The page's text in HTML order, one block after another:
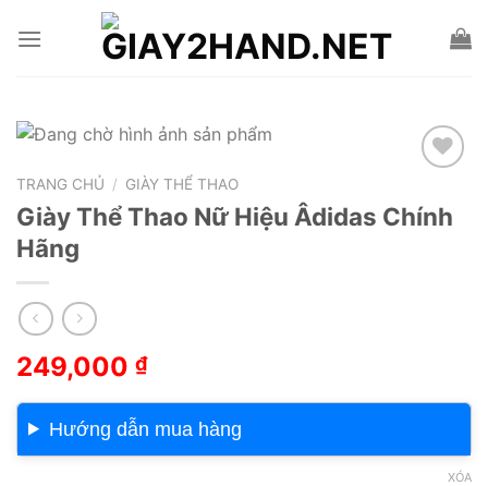
Add to wishlist
TRANG CHỦ / GIÀY THỂ THAO
Giày Thể Thao Nữ Hiệu Âdidas Chính
Hãng
249,000 ₫
Hướng dẫn mua hàng
XÓA